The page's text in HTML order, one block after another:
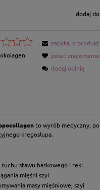
dodaj
zapytaj o produkt
poleć znajomemu
dodaj opinię
to wyrób medyczny,
kręgosłupa.
ruchu stawu barkowego i ręki
mięśni szyi
masy mięśniowej szyi